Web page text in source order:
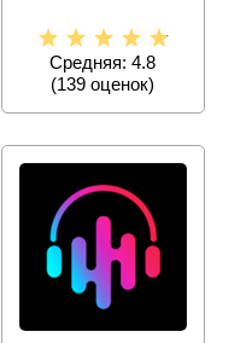
решений будет
зависеть успех
Средняя: 4.8
(139 оценок)